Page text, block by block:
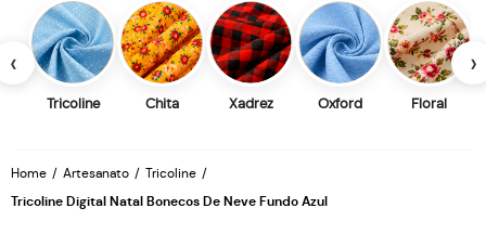
‹
Tricoline Chita Xadrez Oxford Floral
›
Home Artesanato Tricoline
Tricoline Digital Natal Bonecos De Neve Fundo Azul